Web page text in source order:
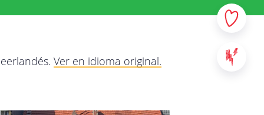
Ver en idioma original.